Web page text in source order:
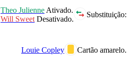
Substituição:
Theo Julienne Ativado.
Will Sweet Desativado.
Cartão amarelo.
Louie Copley